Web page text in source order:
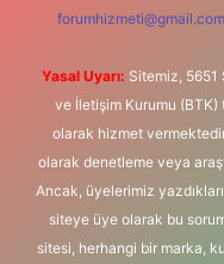
forumhizmeti@gmail.com
Yasal Uyarı: Sitemiz, 5651
ve İletişim Kurumu (BTK)
olarak hizmet
olarak denetleme veya
Ancak, üyelerimiz
siteye üye olarak bu
sitesi, herhangi bir marka,